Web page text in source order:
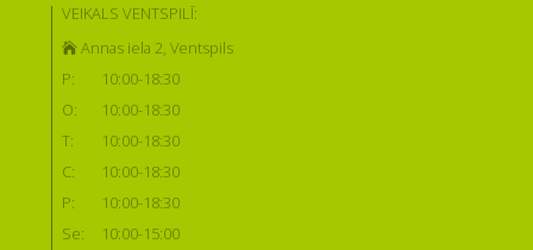
VEIKALS VENTSPILĪ:
Annas iela 2, Ventspils
P:
10:00-18:30
O:
10:00-18:30
T:
10:00-18:30
C:
10:00-18:30
P:
10:00-18:30
Se:
10:00-15:00